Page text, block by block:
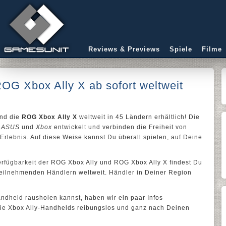
Reviews & Previews Spiele Filme
Xbox Ally X ab sofort weltweit
die ROG Xbox Ally X weltweit in 45 Ländern erhältlich! Die
ASUS und Xbox entwickelt und verbinden die Freiheit von
Auf diese Weise kannst Du überall spielen, auf Deine
der ROG Xbox Ally und ROG Xbox Ally X findest Du
Händlern weltweit. Händler in Deiner Region
rausholen kannst, haben wir ein paar Infos
Xbox Ally-Handhelds reibungslos und ganz nach Deinen